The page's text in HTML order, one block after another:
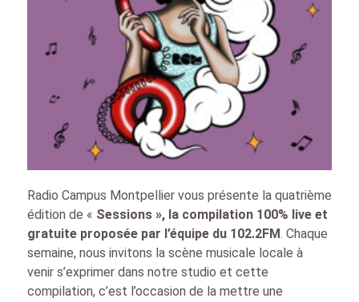
Radio Campus Montpellier vous présente la quatrième
édition de « Sessions », la compilation 100% live et
gratuite proposée par l’équipe du 102.2FM. Chaque
semaine, nous invitons la scène musicale locale à
venir s’exprimer dans notre studio et cette
compilation, c’est l’occasion de la mettre une